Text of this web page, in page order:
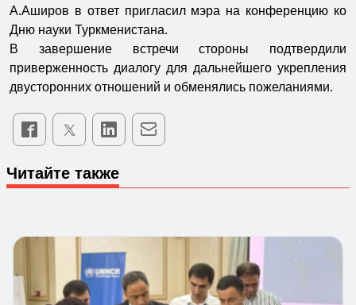
А.Аширов в ответ пригласил мэра на конференцию ко
Дню науки Туркменистана.
В завершение встречи стороны подтвердили
приверженность диалогу для дальнейшего укрепления
двусторонних отношений и обменялись пожеланиями.
Читайте также